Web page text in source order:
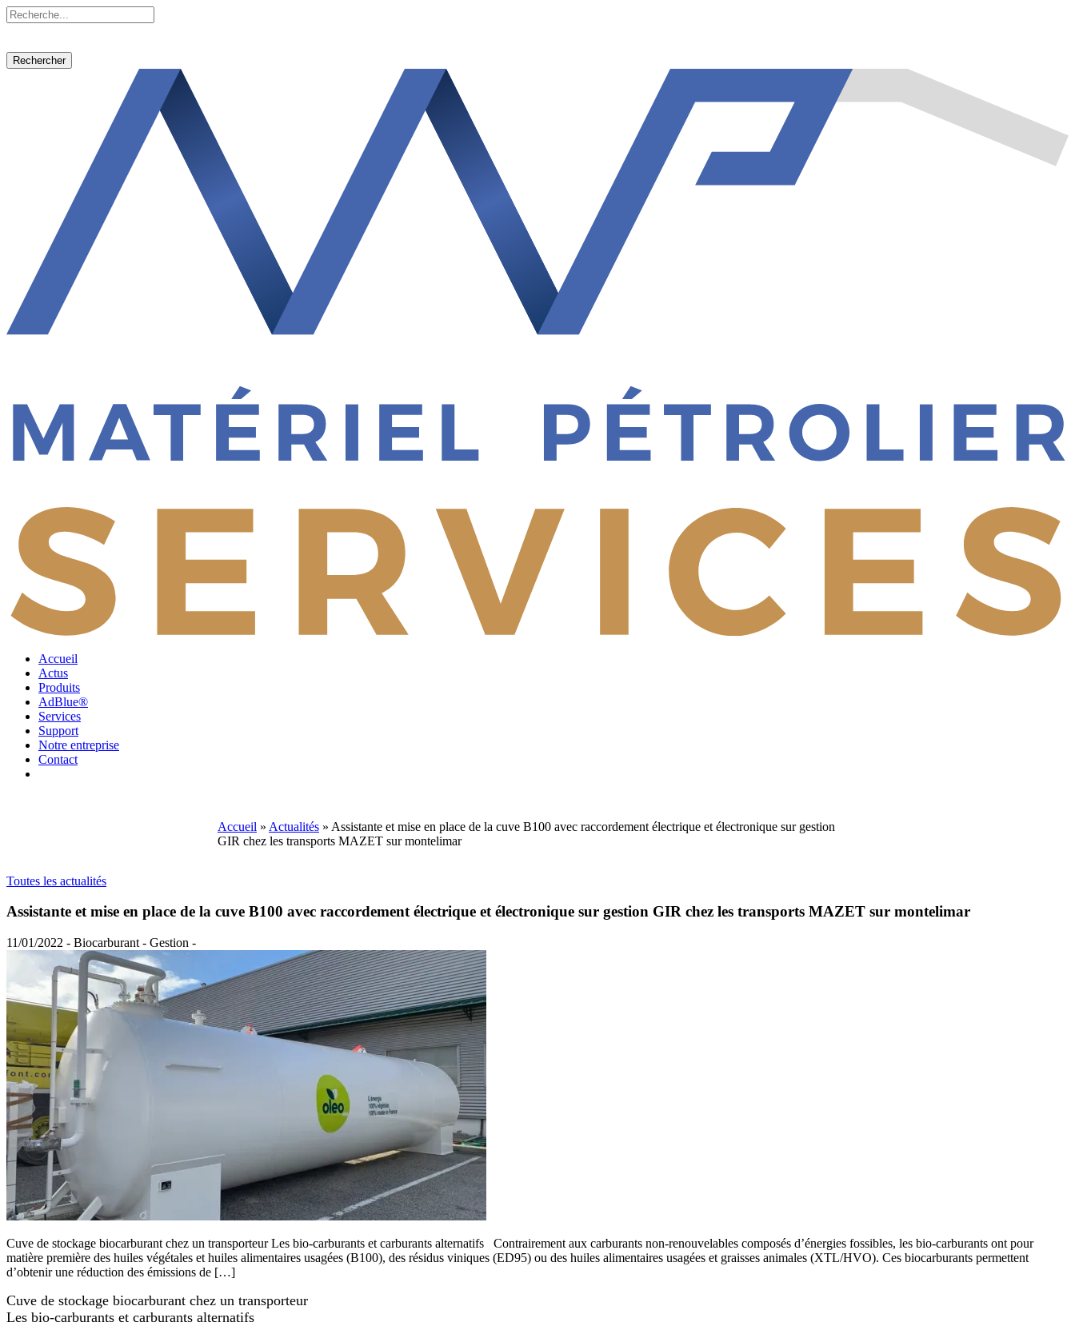
Rechercher
Accueil
Actus
Produits
AdBlue®
Services
Support
Notre entreprise
Contact
Accueil » Actualités » Assistante et mise en place de la cuve B100 avec raccordement électrique et électronique sur gestion
GIR chez les transports MAZET sur montelimar
Toutes les actualités
Assistante et mise en place de la cuve B100 avec raccordement électrique et électronique sur gestion GIR chez les transports MAZET sur montelimar
11/01/2022 - Biocarburant - Gestion -
Cuve de stockage biocarburant chez un transporteur Les bio-carburants et carburants alternatifs Contrairement aux carburants non-renouvelables composés d’énergies fossibles, les bio-carburants ont pour
matière première des huiles végétales et huiles alimentaires usagées (B100), des résidus viniques (ED95) ou des huiles alimentaires usagées et graisses animales (XTL/HVO). Ces biocarburants permettent
d’obtenir une réduction des émissions de […]
Cuve de stockage biocarburant chez un transporteur
Les bio-carburants et carburants alternatifs